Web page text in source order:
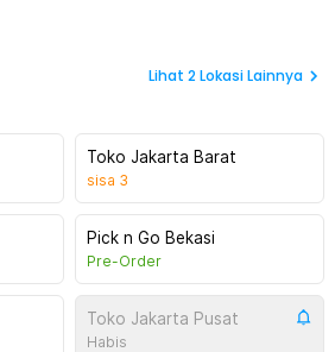
Lihat 2Lokasi Lainnya
Toko Jakarta Barat
sisa 3
Pick n Go Bekasi
Pre-Order
Toko Jakarta Pusat
Habis